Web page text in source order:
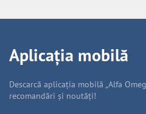
Aplicația mobilă
Descarcă aplicația mobilă „Alfa
recomandări și noutăți!